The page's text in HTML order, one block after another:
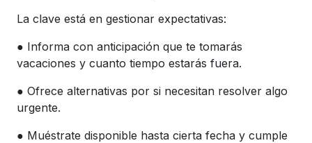
La clave está en gestionar expectativas:
● Informa con anticipación que te tomarás
vacaciones y cuanto tiempo estarás fuera.
● Ofrece alternativas por si necesitan resolver algo
urgente.
● Muéstrate disponible hasta cierta fecha y cumple